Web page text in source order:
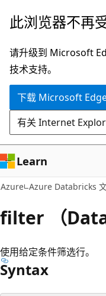
跳
主
要
内
此浏览器不再
请升级到 Microsoft
技术支持。
下载 Microsoft
有关 Internet
Learn
Azure Azure Databricks
filter （
使用给定条件筛选行。
Syntax